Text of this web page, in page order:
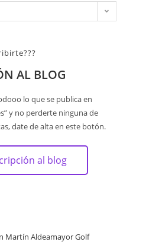
AL BLOG
lo que se publica en
y no perderte ninguna de
date de alta en este botón.
al blog
Martín Aldeamayor Golf